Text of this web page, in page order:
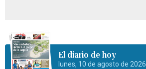
El diario de hoy
lunes, 10 de agosto de 2026